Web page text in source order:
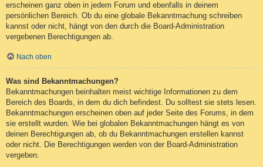
erscheinen ganz oben in jedem Forum und ebenfalls in deinem
persönlichen Bereich. Ob du eine globale Bekanntmachung schreiben
kannst oder nicht, hängt von den durch die Board-Administration
vergebenen Berechtigungen ab.
Nach oben
Was sind Bekanntmachungen?
Bekanntmachungen beinhalten meist wichtige Informationen zu dem
Bereich des Boards, in dem du dich befindest. Du solltest sie stets lesen.
Bekanntmachungen erscheinen oben auf jeder Seite des Forums, in dem
sie erstellt wurden. Wie bei globalen Bekanntmachungen hängt es von
deinen Berechtigungen ab, ob du Bekanntmachungen erstellen kannst
oder nicht. Die Berechtigungen werden von der Board-Administration
vergeben.